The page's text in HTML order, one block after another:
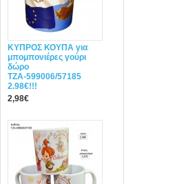
ΚΥΠΡΟΣ ΚΟΥΠΑ για
μπομπονιέρες γούρι
δώρο
ΤΖΑ-599006/57185
2.98€!!!
2,98€